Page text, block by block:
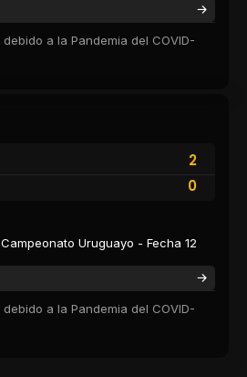
a la Pandemia del COVID-
2
0
Uruguayo - Fecha 12
a la Pandemia del COVID-